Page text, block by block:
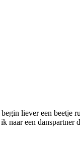
liever een beetje
naar een